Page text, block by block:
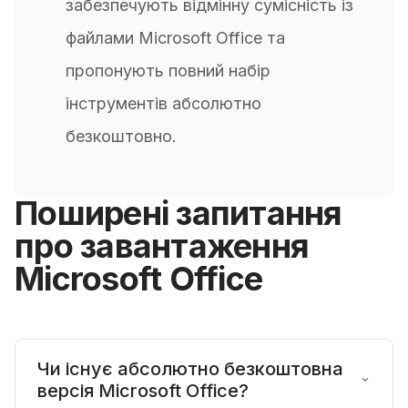
забезпечують відмінну сумісність із
файлами Microsoft Office та
пропонують повний набір
інструментів абсолютно
безкоштовно.
Поширені запитання
про завантаження
Microsoft Office
Чи існує абсолютно безкоштовна
версія Microsoft Office?